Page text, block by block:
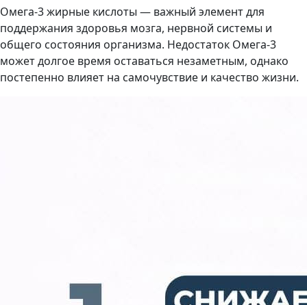
Омега-3 жирные кислоты — важный элемент для
поддержания здоровья мозга, нервной системы и
общего состояния организма. Недостаток Омега-3
может долгое время оставаться незаметным, однако
постепенно влияет на самочувствие и качество жизни.